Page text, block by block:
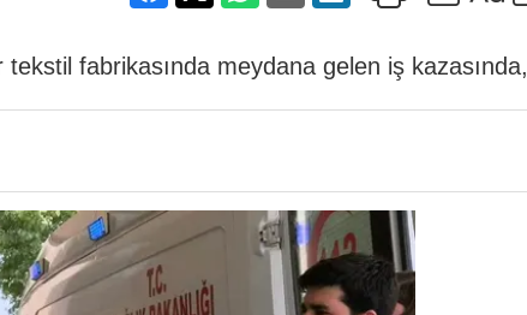
fabrikasında meydana gelen iş kazasında,